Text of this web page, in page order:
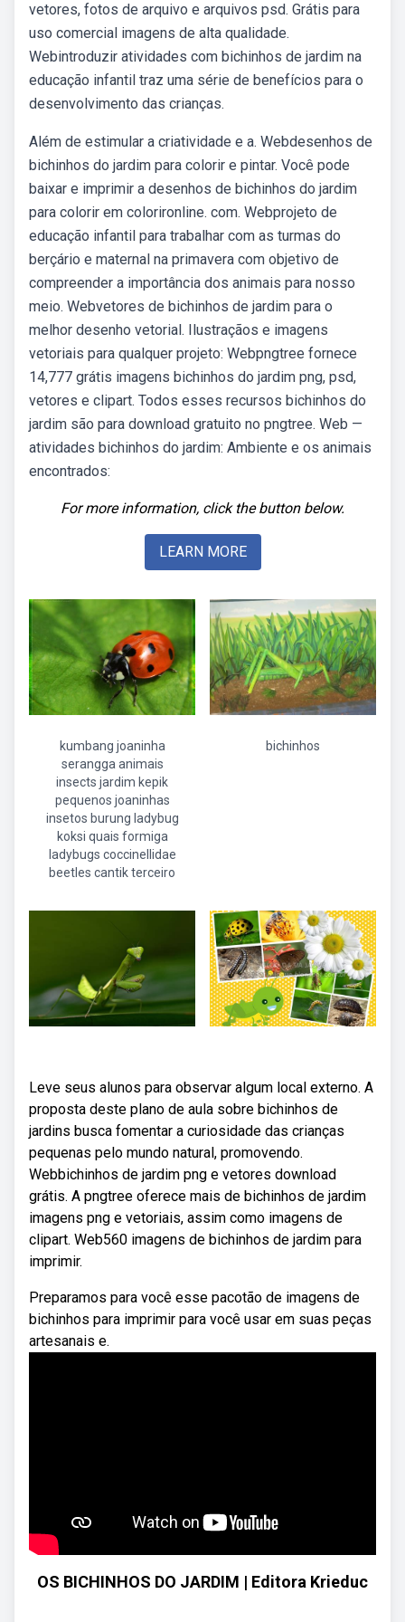
vetores, fotos de arquivo e arquivos psd. Grátis para
uso comercial imagens de alta qualidade.
Webintroduzir atividades com bichinhos de jardim na
educação infantil traz uma série de benefícios para o
desenvolvimento das crianças.
Além de estimular a criatividade e a. Webdesenhos de
bichinhos do jardim para colorir e pintar. Você pode
baixar e imprimir a desenhos de bichinhos do jardim
para colorir em colorironline. com. Webprojeto de
educação infantil para trabalhar com as turmas do
berçário e maternal na primavera com objetivo de
compreender a importância dos animais para nosso
meio. Webvetores de bichinhos de jardim para o
melhor desenho vetorial. Ilustraçãos e imagens
vetoriais para qualquer projeto: Webpngtree fornece
14,777 grátis imagens bichinhos do jardim png, psd,
vetores e clipart. Todos esses recursos bichinhos do
jardim são para download gratuito no pngtree. Web —
atividades bichinhos do jardim: Ambiente e os animais
encontrados:
For more information, click the button below.
LEARN MORE
kumbang joaninha
serangga animais
insects jardim kepik
pequenos joaninhas
insetos burung ladybug
koksi quais formiga
ladybugs coccinellidae
beetles cantik terceiro
bichinhos
Leve seus alunos para observar algum local externo. A
proposta deste plano de aula sobre bichinhos de
jardins busca fomentar a curiosidade das crianças
pequenas pelo mundo natural, promovendo.
Webbichinhos de jardim png e vetores download
grátis. A pngtree oferece mais de bichinhos de jardim
imagens png e vetoriais, assim como imagens de
clipart. Web560 imagens de bichinhos de jardim para
imprimir.
Preparamos para você esse pacotão de imagens de
bichinhos para imprimir para você usar em suas peças
artesanais e.
OS BICHINHOS DO JARDIM | Editora Krieduc